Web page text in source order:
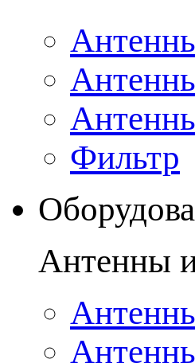
Фильтр
Антенны